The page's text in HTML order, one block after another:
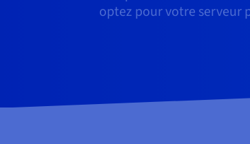
optez pour votre serveur